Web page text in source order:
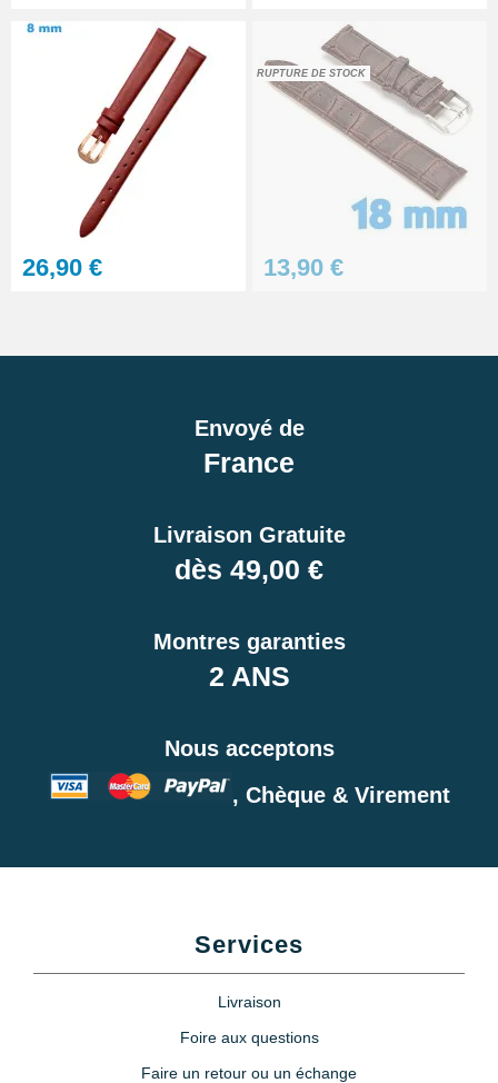
26,90 €
RUPTURE DE STOCK
13,90 €
Envoyé de
France
Livraison Gratuite
dès 49,00 €
Montres garanties
2 ANS
Nous acceptons
, Chèque & Virement
Services
Livraison
Foire aux questions
Faire un retour ou un échange